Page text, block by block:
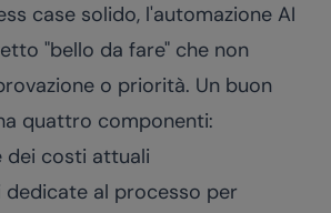
case solido, l'automazione AI
"bello da fare" che non
o priorità. Un buon
quattro componenti:
dei costi attuali
dedicate al processo per